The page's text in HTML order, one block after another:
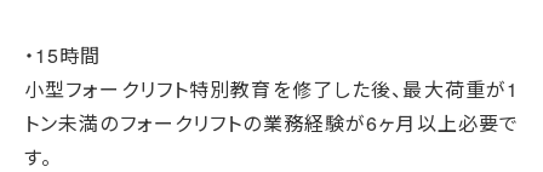
・15時間
小型フォークリフト特別教育を修了した後、最大荷重が1
トン未満のフォークリフトの業務経験が6ヶ月以上必要で
す。